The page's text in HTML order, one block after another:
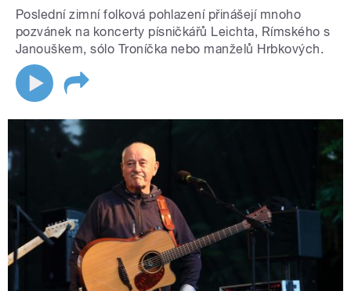
Poslední zimní folková pohlazení přinášejí mnoho
pozvánek na koncerty písničkářů Leichta, Rímského s
Janouškem, sólo Troníčka nebo manželů Hrbkových.